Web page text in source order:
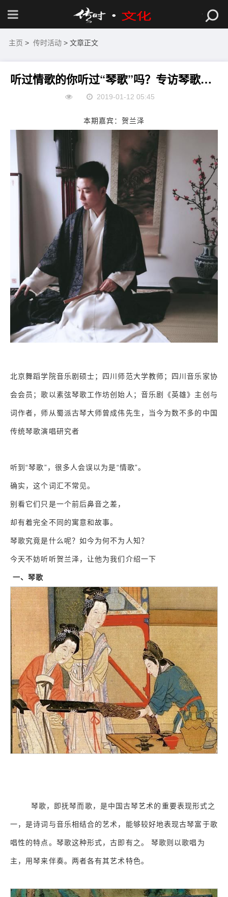
主页 > 传时活动 > 文章正文
听过情歌的你听过“琴歌”吗？专访琴歌研究者贺兰泽！
2019-01-12 05:45
本期嘉宾：贺兰泽
北京舞蹈学院音乐剧硕士；四川师范大学教师；四川音乐家协
会会员；歌以素弦琴歌工作坊创始人；音乐剧《英雄》主创与
词作者，师从蜀派古琴大师曾成伟先生，当今为数不多的中国
传统琴歌演唱研究者
听到“琴歌”，很多人会误以为是“情歌”。
确实，这个词汇不常见。
别看它们只是一个前后鼻音之差，
却有着完全不同的寓意和故事。
琴歌究竟是什么呢？如今为何不为人知？
今天不妨听听贺兰泽，让他为我们介绍一下
一、琴歌
琴歌，即抚琴而歌，是中国古琴艺术的重要表现形式之
一，是诗词与音乐相结合的艺术，能够较好地表现古琴富于歌
唱性的特点。琴歌这种形式，古即有之。 琴歌则以歌唱为
主，用琴来伴奏。两者各有其艺术特色。